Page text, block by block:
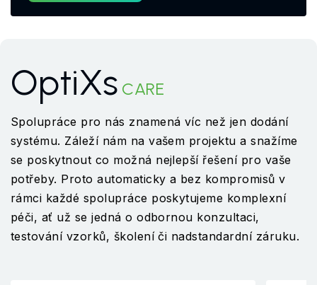
OptiXs CARE
Spolupráce pro nás znamená víc než jen dodání
systému. Záleží nám na vašem projektu a snažíme
se poskytnout co možná nejlepší řešení pro vaše
potřeby. Proto automaticky a bez kompromisů v
rámci každé spolupráce poskytujeme komplexní
péči, ať už se jedná o odbornou konzultaci,
testování vzorků, školení či nadstandardní záruku.